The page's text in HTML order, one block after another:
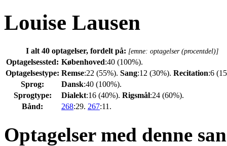
Louise Lausen
I alt 40 optagelser, fordelt på: [emne: optagelser (procentdel)]
Optagelsessted: Københoved:40 (100%).
Optagelsestype: Remse:22 (55%). Sang:12 (30%). Recitation:6
Sprog:
Dansk:40 (100%).
Sprogtype:
Dialekt:16 (40%). Rigsmål:24 (60%).
Bånd:
268:29. 267:11.
Optagelser med denne